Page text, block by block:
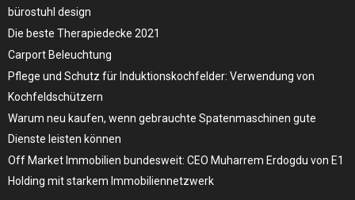
bürostuhl design
Die beste Therapiedecke 2021
Carport Beleuchtung
Pflege und Schutz für Induktionskochfelder: Verwendung von
Kochfeldschützern
Warum neu kaufen, wenn gebrauchte Spatenmaschinen gute
Dienste leisten können
Off Market Immobilien bundesweit: CEO Muharrem Erdogdu von E1
Holding mit starkem Immobiliennetzwerk